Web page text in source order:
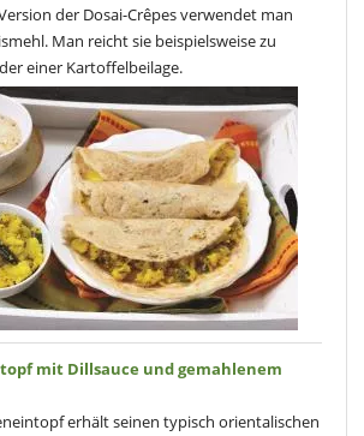
der Dosai-Crêpes verwendet man
Man reicht sie beispielsweise zu
einer Kartoffelbeilage.
mit Dillsauce und gemahlenem
erhält seinen typisch orientalischen